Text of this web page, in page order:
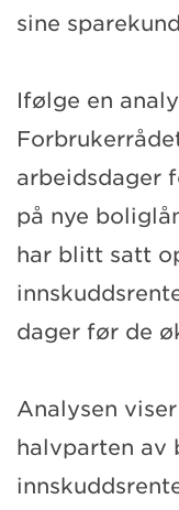
sine
Ifølge en
arbeidsdager
på nye
har blitt satt
dager før de
Analysen
halvparten av